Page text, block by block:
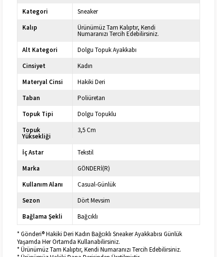
Kategori
Sneaker
Kalıp
Ürünümüz Tam Kalıptır, Kendi
Numaranızı Tercih Edebilirsiniz.
Alt Kategori
Dolgu Topuk Ayakkabı
Cinsiyet
Kadın
Materyal Cinsi
Hakiki Deri
Taban
Poliüretan
Topuk Tipi
Dolgu Topuklu
Topuk
Yüksekliği
3,5 Cm
İç Astar
Tekstil
Marka
GÖNDERİ(R)
Kullanım Alanı
Casual-Günlük
Sezon
Dört Mevsim
Bağlama Şekli
Bağcıklı
* Gönderi® Hakiki Deri Kadın Bağcıklı Sneaker Ayakkabısı Günlük
Yaşamda Her Ortamda Kullanabilirsiniz.
* Ürünümüz Tam Kalıptır, Kendi Numaranızı Tercih Edebilirsiniz.